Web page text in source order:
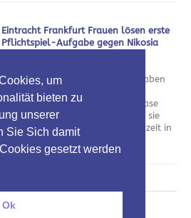
Eintracht Frankfurt Frauen lösen erste
Pflichtspiel-Aufgabe gegen Nikosia
Die Eintracht Frankfurt Frauen haben
den ersten Schritt in Richtung
Champions-League-Gruppenphase
geschafft. Gegen Nikosia zeigten sie
sich vor allem in der ersten Halbzeit in
Torlaune.
um
bieten zu
unserer
Sie Sich damit
gesetzt werden
Ok